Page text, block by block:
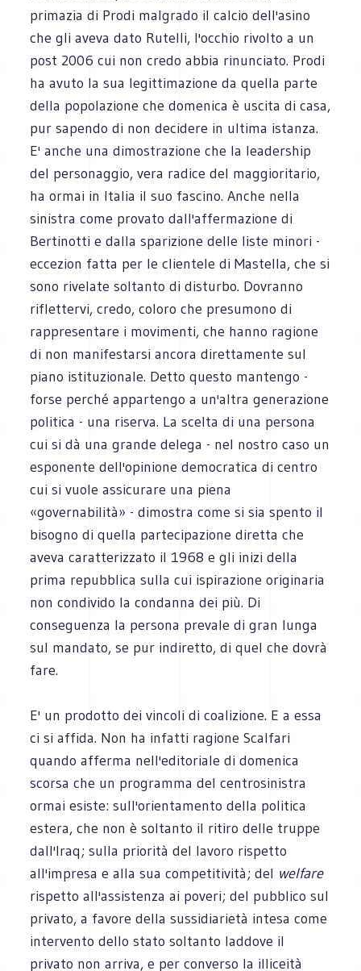
primazia di Prodi malgrado il calcio dell'asino
che gli aveva dato Rutelli, l'occhio rivolto a un
post 2006 cui non credo abbia rinunciato. Prodi
ha avuto la sua legittimazione da quella parte
della popolazione che domenica è uscita di casa,
pur sapendo di non decidere in ultima istanza.
E' anche una dimostrazione che la leadership
del personaggio, vera radice del maggioritario,
ha ormai in Italia il suo fascino. Anche nella
sinistra come provato dall'affermazione di
Bertinotti e dalla sparizione delle liste minori -
eccezion fatta per le clientele di Mastella, che si
sono rivelate soltanto di disturbo. Dovranno
riflettervi, credo, coloro che presumono di
rappresentare i movimenti, che hanno ragione
di non manifestarsi ancora direttamente sul
piano istituzionale. Detto questo mantengo -
forse perché appartengo a un'altra generazione
politica - una riserva. La scelta di una persona
cui si dà una grande delega - nel nostro caso un
esponente dell'opinione democratica di centro
cui si vuole assicurare una piena
«governabilità» - dimostra come si sia spento il
bisogno di quella partecipazione diretta che
aveva caratterizzato il 1968 e gli inizi della
prima repubblica sulla cui ispirazione originaria
non condivido la condanna dei più. Di
conseguenza la persona prevale di gran lunga
sul mandato, se pur indiretto, di quel che dovrà
fare.
E' un prodotto dei vincoli di coalizione. E a essa
ci si affida. Non ha infatti ragione Scalfari
quando afferma nell'editoriale di domenica
scorsa che un programma del centrosinistra
ormai esiste: sull'orientamento della politica
estera, che non è soltanto il ritiro delle truppe
dall'Iraq; sulla priorità del lavoro rispetto
all'impresa e alla sua competitività; del welfare
rispetto all'assistenza ai poveri; del pubblico sul
privato, a favore della sussidiarietà intesa come
intervento dello stato soltanto laddove il
privato non arriva, e per converso la illiceità